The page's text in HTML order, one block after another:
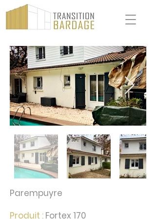
Parempuyre
Produit : Fortex 170